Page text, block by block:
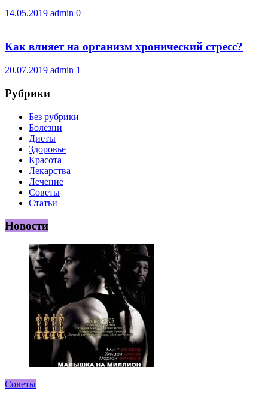
14.05.2019 admin 0
Как влияет на организм хронический стресс?
20.07.2019 admin 1
Рубрики
Без рубрики
Болезни
Диеты
Здоровье
Красота
Лекарства
Лечение
Советы
Статьи
Новости
Советы